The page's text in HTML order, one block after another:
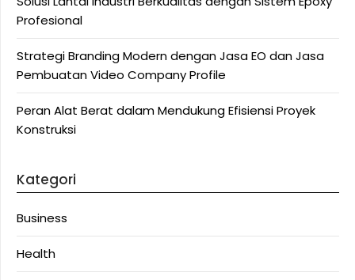
Profesional
Strategi Branding Modern dengan Jasa EO dan Jasa
Pembuatan Video Company Profile
Peran Alat Berat dalam Mendukung Efisiensi Proyek
Konstruksi
Kategori
Business
Health